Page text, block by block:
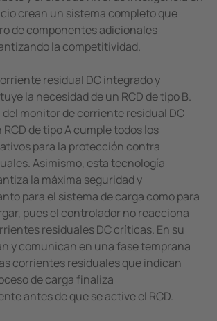
crean un sistema completo que
de componentes adicionales
la competitividad.
residual DCintegrado y
la necesidad de un RCD de tipo B.
monitor de corriente residual DC
de tipo A cumple todos los
para la protección contra
Asimismo, esta tecnología
la máxima seguridad y
para el sistema de carga como para
pues el controlador no reacciona
residuales DC críticas. En su
y comunican en una fase temprana
corrientes residuales que indican
de carga finaliza
antes de que se active el RCD.